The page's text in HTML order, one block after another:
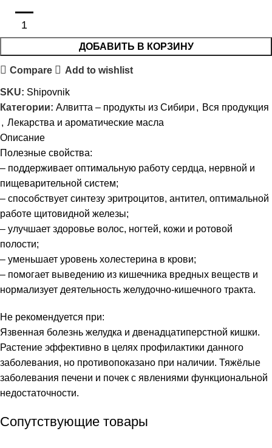
ДОБАВИТЬ В КОРЗИНУ
Compare Add to wishlist
SKU: Shipovnik
Категории: Алвитта – продукты из Сибири , Вся продукция
, Лекарства и ароматические масла
Описание
Полезные свойства:
– поддерживает оптимальную работу сердца, нервной и
пищеварительной систем;
– способствует синтезу эритроцитов, антител, оптимальной
работе щитовидной железы;
– улучшает здоровье волос, ногтей, кожи и ротовой
полости;
– уменьшает уровень холестерина в крови;
– помогает выведению из кишечника вредных веществ и
нормализует деятельность желудочно-кишечного тракта.
Не рекомендуется при:
Язвенная болезнь желудка и двенадцатиперстной кишки.
Растение эффективно в целях профилактики данного
заболевания, но противопоказано при наличии. Тяжёлые
заболевания печени и почек с явлениями функциональной
недостаточности.
Сопутствующие товары